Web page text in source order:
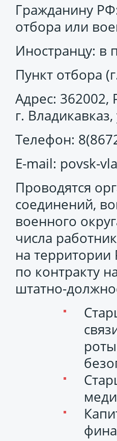
Гражданину
отбора или
Иностранцу: в
Пункт отбора
Адрес: 362002,
г.
Телефон:
E-mail: povsk-
Проводятся
соединений,
военного
числа
на
по контракту
штатно-